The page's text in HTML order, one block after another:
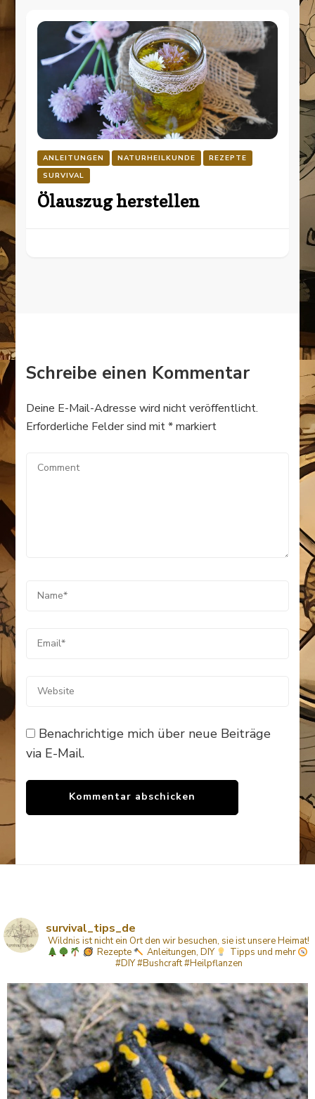
ANLEITUNGEN NATURHEILKUNDE
REZEPTE
SURVIVAL
Ölauszug herstellen
Schreibe einen Kommentar
Deine E-Mail-Adresse wird nicht veröffentlicht.
Erforderliche Felder sind mit*markiert
Benachrichtige mich über neue Beiträge
via E-Mail.
survival_tips_de
Wildnis ist nicht ein Ort den wir besuchen, sie ist unsere Heimat!
Rezepte
Anleitungen, DIY Tipps und mehr
#DIY #Bushcraft #Heilpflanzen